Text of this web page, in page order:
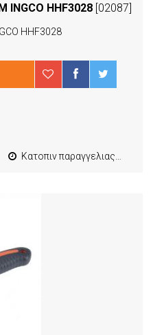
INGCO HHF3028 [02087]
HHF3028
Κατοπιν παραγγελιας από 4 έως 10 εργασιμες